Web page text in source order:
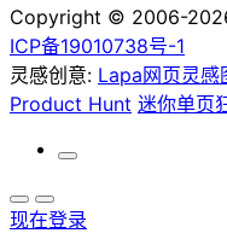
Copyright © 2006-
ICP备19010738号-1
灵感创意: Lapa网页灵感
Product Hunt 迷你单页
现在登录